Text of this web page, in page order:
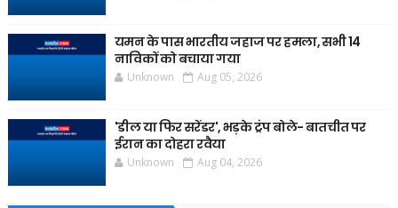
यमन के पास भारतीय जहाज पर हमला, सभी 14
नाविकों को बचाया गया
Unknown Aug 05, 2026
'डील या फिर सरेंडर', भड़के ट्रंप बोले- बातचीत पर
ईरान का दोहरा रवैया
Unknown Aug 04, 2026